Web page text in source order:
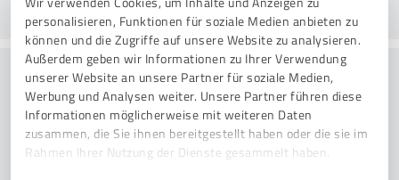
personalisieren, Funktionen für soziale Medien anbieten zu
können und die Zugriffe auf unsere Website zu analysieren.
Außerdem geben wir Informationen zu Ihrer Verwendung
unserer Website an unsere Partner für soziale Medien,
Werbung und Analysen weiter. Unsere Partner führen diese
Informationen möglicherweise mit weiteren Daten
zusammen, die Sie ihnen bereitgestellt haben oder die sie im
Rahmen Ihrer Nutzung der Dienste gesammelt haben.
Würden Sie BriefKlick weiterempfehlen?
JA NEIN